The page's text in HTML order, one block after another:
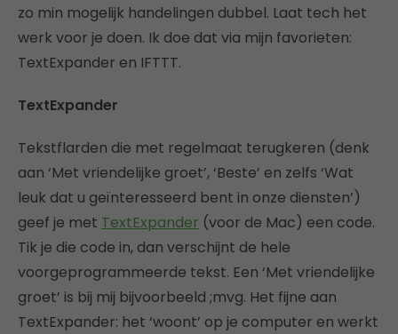
zo min mogelijk handelingen dubbel. Laat tech het
werk voor je doen. Ik doe dat via mijn favorieten:
TextExpander en IFTTT.
TextExpander
Tekstflarden die met regelmaat terugkeren (denk
aan ‘Met vriendelijke groet’, ‘Beste’ en zelfs ‘Wat
leuk dat u geïnteresseerd bent in onze diensten’)
geef je met TextExpander (voor de Mac) een code.
Tik je die code in, dan verschijnt de hele
voorgeprogrammeerde tekst. Een ‘Met vriendelijke
groet’ is bij mij bijvoorbeeld ;mvg. Het fijne aan
TextExpander: het ‘woont’ op je computer en werkt